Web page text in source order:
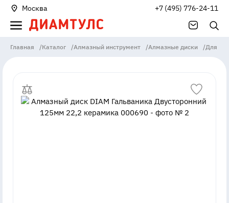
Москва +7 (495) 776-24-11
Главная /Каталог /Алмазный инструмент /Алмазные диски /Для